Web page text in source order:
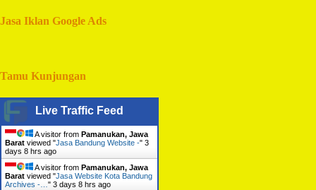
Jasa Iklan Google Ads
Tamu Kunjungan
Live Traffic Feed
A visitor from Pamanukan, Jawa
Barat viewed "Jasa Bandung Website -" 3
days 8 hrs ago
A visitor from Pamanukan, Jawa
Barat viewed "Jasa Website Kota Bandung
Archives -…" 3 days 8 hrs ago